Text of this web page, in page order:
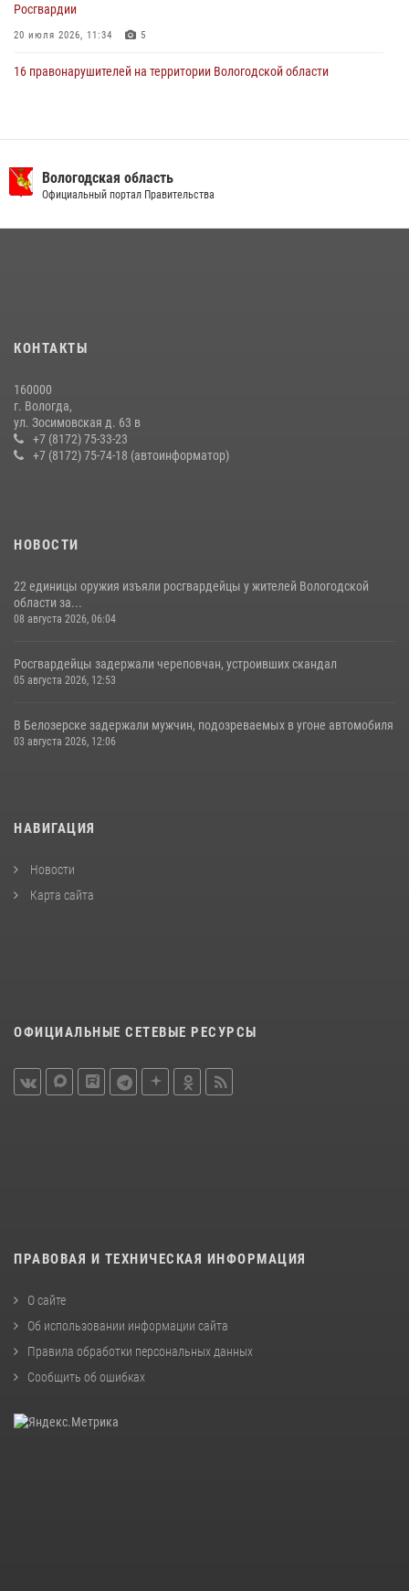
Росгвардии
20 июля 2026, 11:34 5
16 правонарушителей на территории Вологодской области
В Великом Устюге росгвардейцы задержали мужчин, устроивших
стрельбу
взаимодействие по профилактике мошенничеств
В ВОЛОГДЕ РОСГВАРДЕЙЦЫ ЗАДЕРЖАЛИ МУЖЧИНУ,
ОТКАЗЫВАВШЕГОСЯ ОСВОБОДИТЬ НОМЕР В ГОСТИНИЦЕ
24 июля 2026, 07:32
Вологодская область
Официальный портал Правительства
КОНТАКТЫ
160000
г. Вологда,
ул. Зосимовская д. 63 в
+7 (8172) 75-33-23
+7 (8172) 75-74-18 (автоинформатор)
НОВОСТИ
22 единицы оружия изъяли росгвардейцы у жителей Вологодской
области за...
08 августа 2026, 06:04
Росгвардейцы задержали череповчан, устроивших скандал
05 августа 2026, 12:53
В Белозерске задержали мужчин, подозреваемых в угоне автомобиля
03 августа 2026, 12:06
НАВИГАЦИЯ
Новости
Карта сайта
ОФИЦИАЛЬНЫЕ СЕТЕВЫЕ РЕСУРСЫ
ПРАВОВАЯ И ТЕХНИЧЕСКАЯ ИНФОРМАЦИЯ
О сайте
Об использовании информации сайта
Правила обработки персональных данных
Сообщить об ошибках